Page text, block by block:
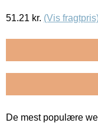
51.21 kr. (Vis
De mest populære